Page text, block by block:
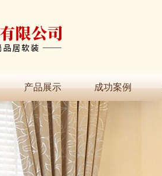
产品展示 成功案例